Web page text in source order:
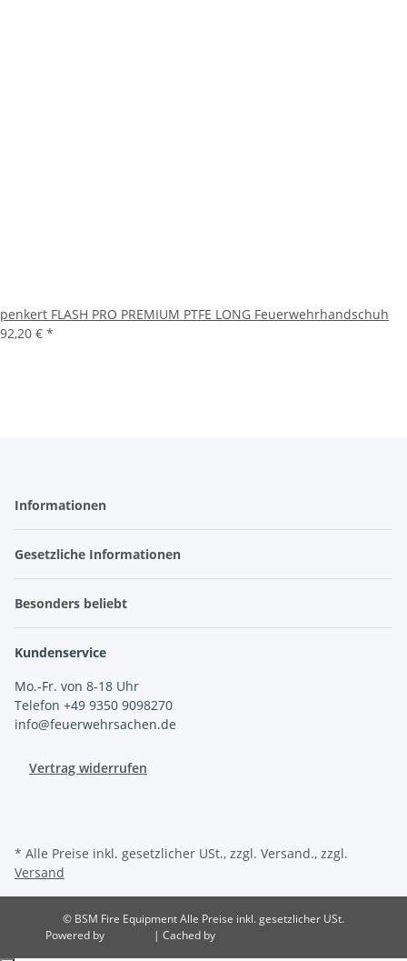
penkert FLASH PRO PREMIUM PTFE LONG Feuerwehrhandschuh
92,20 € *
Informationen
Gesetzliche Informationen
Besonders beliebt
Kundenservice
Mo.-Fr. von 8-18 Uhr
Telefon +49 9350 9098270
info@feuerwehrsachen.de
Vertrag widerrufen
* Alle Preise inkl. gesetzlicher USt., zzgl. Versand., zzgl.
Versand
© BSM Fire EquipmentAlle Preise inkl. gesetzlicher USt.
Powered by
| Cached by